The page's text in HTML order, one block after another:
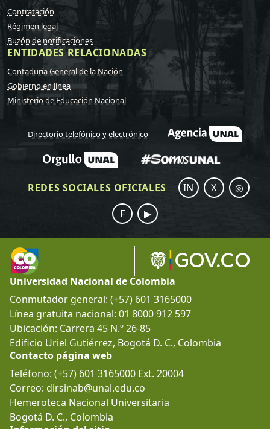
Contratación
Régimen legal
Buzón de notificaciones
ENTIDADES RELACIONADAS
Contaduría General de la Nación
Gobierno en línea
Ministerio de Educación Nacional
Directorio telefónico y electrónico
REDES SOCIALES OFICIALES IN X
◎
F
▶
Universidad Nacional de Colombia
Conmutador general: (+57) 601 3165000
Línea gratuita nacional: 01 8000 912 597
Ubicación: Carrera 45 N.º 26-85
Edificio Uriel Gutiérrez, Bogotá D. C., Colombia
Contacto página web
Teléfono: (+57) 601 3165000 Ext. 20004
Correo: dirsinab@unal.edu.co
Hemeroteca Nacional Universitaria
Bogotá D. C., Colombia